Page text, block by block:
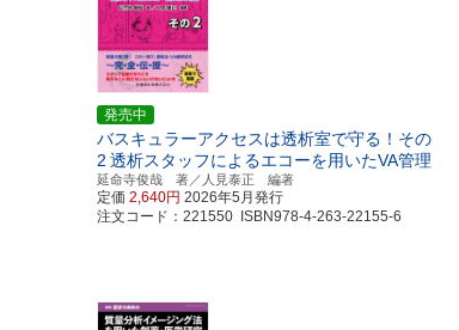
発売中
バスキュラーアクセスは透析室で守る！その
2 透析スタッフによるエコーを用いたVA管理
延命寺俊哉 著／人見泰正 編著
定価 2,640円 2026年5月発行
注文コード：221550 ISBN978-4-263-22155-6